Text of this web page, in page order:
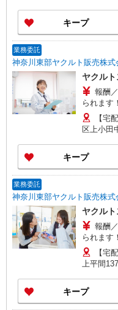
キープ
業務委託
神奈川東部ヤクルト販売株
ヤクル
報酬
られます
均収入 230,000円 ◎扶
囲を超え
わせて最大限
10万円（
※延長制度あり ※研修期間：（
日間） 収
【宅
区上小田
キープ
業務委託
神奈川東部ヤクルト販売株
ヤクル
報酬
られます
均収入 230,000円 ◎扶
囲を超え
わせて最大限
補償 週1日： 25000円 週2日：
75000円 週4日
2,500円
【宅
上平間
キープ